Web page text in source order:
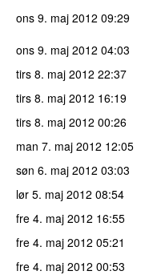
ons 9. maj 2012 09:29
ons 9. maj 2012 04:03
tirs 8. maj 2012 22:37
tirs 8. maj 2012 16:19
tirs 8. maj 2012 00:26
man 7. maj 2012 12:05
søn 6. maj 2012 03:03
lør 5. maj 2012 08:54
fre 4. maj 2012 16:55
fre 4. maj 2012 05:21
fre 4. maj 2012 00:53